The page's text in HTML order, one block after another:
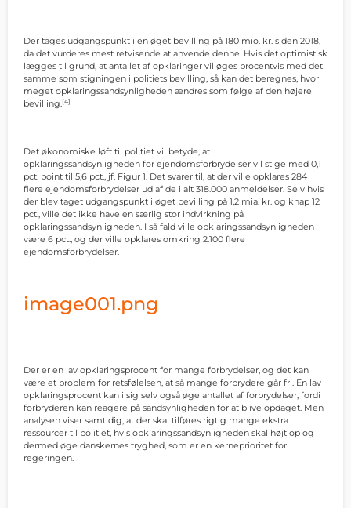
Der tages udgangspunkt i en øget bevilling på 180 mio. kr. siden 2018,
da det vurderes mest retvisende at anvende denne. Hvis det optimistisk
lægges til grund, at antallet af opklaringer vil øges procentvis med det
samme som stigningen i politiets bevilling, så kan det beregnes, hvor
meget opklaringssandsynligheden ændres som følge af den højere
bevilling.[4]
Det økonomiske løft til politiet vil betyde, at
opklaringssandsynligheden for ejendomsforbrydelser vil stige med 0,1
pct. point til 5,6 pct., jf. Figur 1. Det svarer til, at der ville opklares 284
flere ejendomsforbrydelser ud af de i alt 318.000 anmeldelser. Selv hvis
der blev taget udgangspunkt i øget bevilling på 1,2 mia. kr. og knap 12
pct., ville det ikke have en særlig stor indvirkning på
opklaringssandsynligheden. I så fald ville opklaringssandsynligheden
være 6 pct., og der ville opklares omkring 2.100 flere
ejendomsforbrydelser.
image001.png
Der er en lav opklaringsprocent for mange forbrydelser, og det kan
være et problem for retsfølelsen, at så mange forbrydere går fri. En lav
opklaringsprocent kan i sig selv også øge antallet af forbrydelser, fordi
forbryderen kan reagere på sandsynligheden for at blive opdaget. Men
analysen viser samtidig, at der skal tilføres rigtig mange ekstra
ressourcer til politiet, hvis opklaringssandsynligheden skal højt op og
dermed øge danskernes tryghed, som er en kerneprioritet for
regeringen.